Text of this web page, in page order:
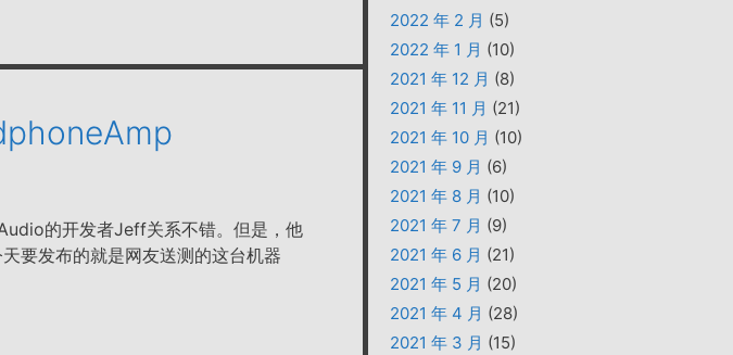
的开发者Jeff关系不错。但是，他
要发布的就是网友送测的这台机器
2022 年 2 月 (5)
2022 年 1 月 (10)
2021 年 12 月 (8)
2021 年 11 月 (21)
2021 年 10 月 (10)
2021 年 9 月 (6)
2021 年 8 月 (10)
2021 年 7 月 (9)
2021 年 6 月 (21)
2021 年 5 月 (20)
2021 年 4 月 (28)
2021 年 3 月 (15)